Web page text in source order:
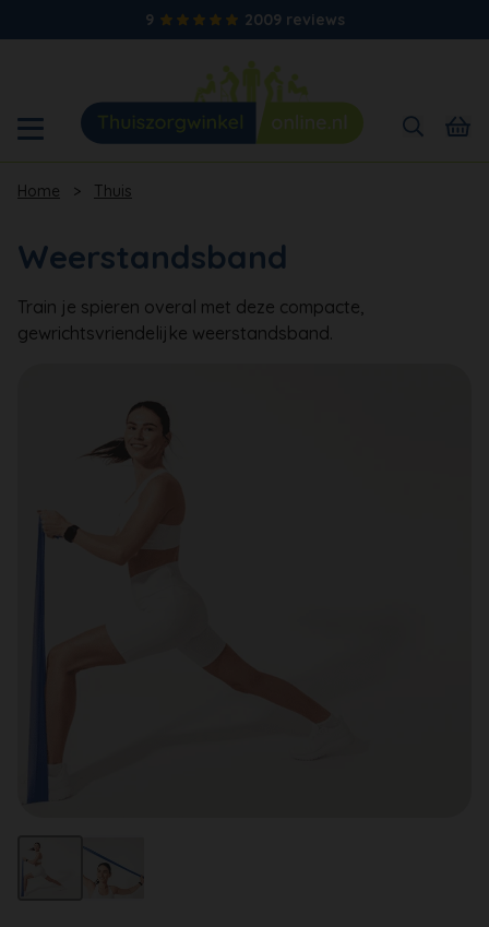
9 2009 reviews
Home > Thuis
Weerstandsband
Train je spieren overal met deze compacte,
gewrichtsvriendelijke weerstandsband.